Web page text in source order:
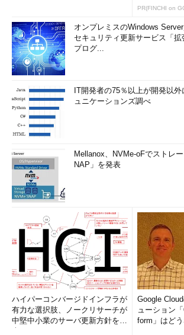
PR(FINCHI on
オンプレミスのWindows
セキュリティ更新サービス「
プログ...
IT開発者の75％以上が開発以外
ュニケーションズ調べ
Mellanox、NVMe-oFでストレ
NAP」を発表
ハイパーコンバージドインフラが
有力な選択肢、ノークリサーチが
中堅中小業のサーバ更新方針を調
Google
ューション
form」はど